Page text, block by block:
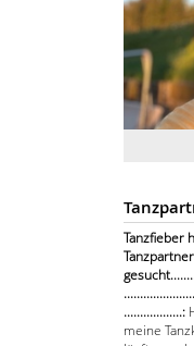
Tanzfieber
Tanzpartner
..................:
meine